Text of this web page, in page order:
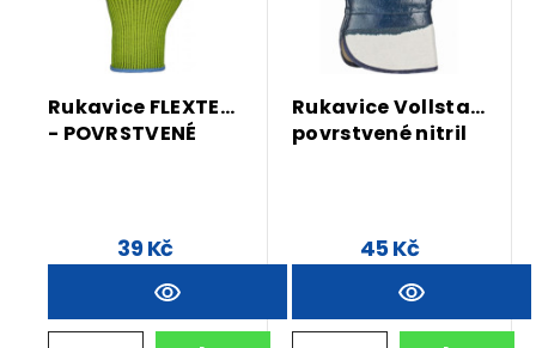
Rukavice FLEXTER
- POVRSTVENÉ
39 Kč
Rukavice Vollstar
povrstvené nitril
45 Kč